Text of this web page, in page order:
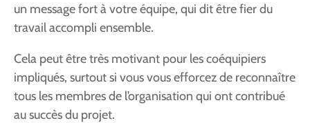
un message fort à votre équipe, qui dit être fier du
travail accompli ensemble.
Cela peut être très motivant pour les coéquipiers
impliqués, surtout si vous vous efforcez de reconnaître
tous les membres de l’organisation qui ont contribué
au succès du projet.